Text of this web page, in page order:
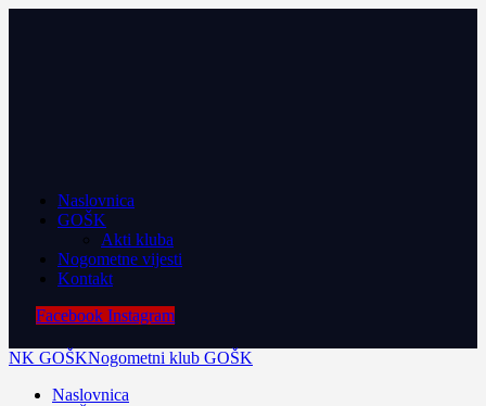
Naslovnica
GOŠK
Akti kluba
Nogometne vijesti
Kontakt
Facebook Instagram
NK GOŠKNogometni klub GOŠK
Naslovnica